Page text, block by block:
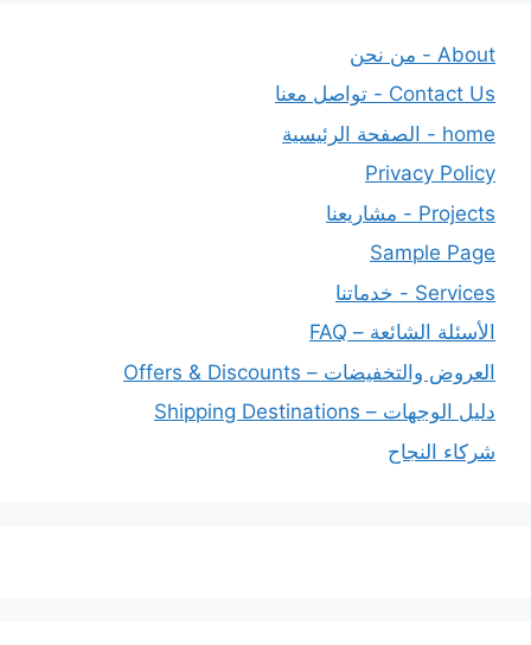
About - من نحن
Contact Us - تواصل معنا
home - الصفحة الرئيسية
Privacy Policy
Projects - مشاريعنا
Sample Page
Services - خدماتنا
الأسئلة الشائعة – FAQ
العروض والتخفيضات – Offers & Discounts
دليل الوجهات – Shipping Destinations
شركاء النجاح